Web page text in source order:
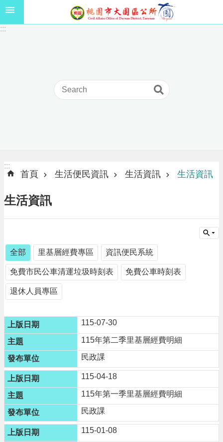
跳到主要內容區塊
1
獎
學
線
機
場
回
饋
金
療
保
健
費
線
上
申
請
市
民
卡
:::
:::
:::
首頁 生活便民資訊 生活資訊 生活資訊
生活資訊
全部 里基層經費專區 資訊便民系統
免費市民公車清運垃圾時刻表 免費公車時刻表
退休人員專區
115-07-30
115年第二季里基層經費明細
民政課
115-04-18
115年第一季里基層經費明細
民政課
115-01-08